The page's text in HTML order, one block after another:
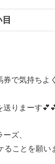
券で気持ちよ
送りまーす
ズ、
ることを願